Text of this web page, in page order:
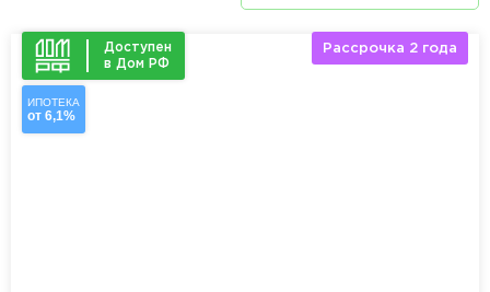
Доступен
в Дом РФ
ИПОТЕКА
от 6,1%
Рассрочка 2 года